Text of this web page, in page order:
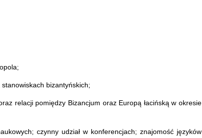
bizantyńskich;
relacji pomiędzy Bizancjum oraz Europą łacińską w okresie
czynny udział w konferencjach; znajomość języków